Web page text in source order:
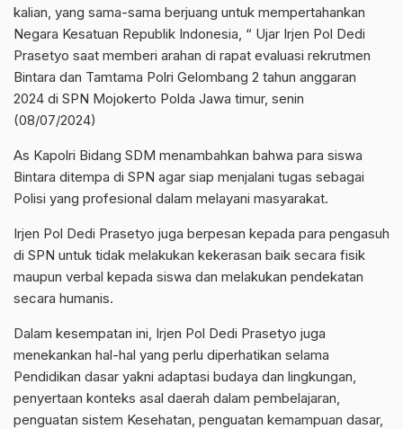
kalian, yang sama-sama berjuang untuk mempertahankan
Negara Kesatuan Republik Indonesia, “ Ujar Irjen Pol Dedi
Prasetyo saat memberi arahan di rapat evaluasi rekrutmen
Bintara dan Tamtama Polri Gelombang 2 tahun anggaran
2024 di SPN Mojokerto Polda Jawa timur, senin
(08/07/2024)
As Kapolri Bidang SDM menambahkan bahwa para siswa
Bintara ditempa di SPN agar siap menjalani tugas sebagai
Polisi yang profesional dalam melayani masyarakat.
Irjen Pol Dedi Prasetyo juga berpesan kepada para pengasuh
di SPN untuk tidak melakukan kekerasan baik secara fisik
maupun verbal kepada siswa dan melakukan pendekatan
secara humanis.
Dalam kesempatan ini, Irjen Pol Dedi Prasetyo juga
menekankan hal-hal yang perlu diperhatikan selama
Pendidikan dasar yakni adaptasi budaya dan lingkungan,
penyertaan konteks asal daerah dalam pembelajaran,
penguatan sistem Kesehatan, penguatan kemampuan dasar,